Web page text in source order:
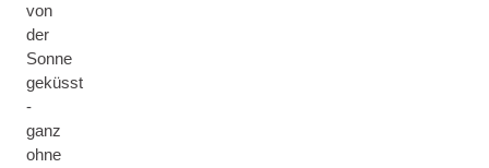
von
der
Sonne
geküsst
-
ganz
ohne